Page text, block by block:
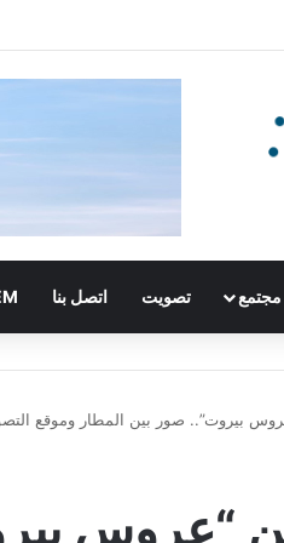
مجتمع تصويت اتصل بنا
بيروت”.. صور بين المطار وموقع
من “عروس